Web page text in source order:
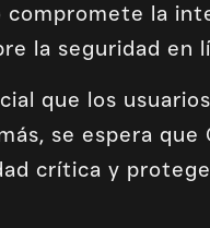
la
la seguridad en
que los
se espera que
crítica y